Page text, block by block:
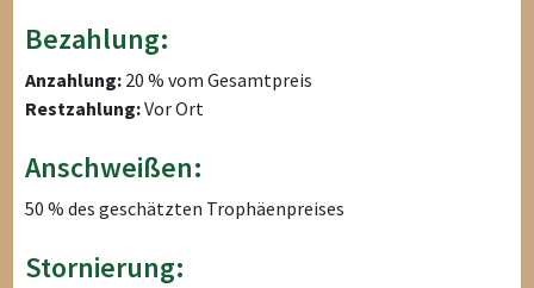
Bezahlung:
Anzahlung: 20 % vom Gesamtpreis
Restzahlung:Vor Ort
Anschweißen:
50 % des geschätzten Trophäenpreises
Stornierung: